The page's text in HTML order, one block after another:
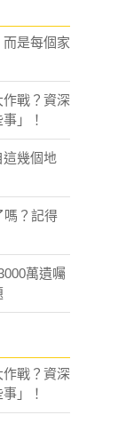
是每個家
作戰？資深
」！
這幾個地
嗎？記得
萬遺囑
作戰？資深
」！